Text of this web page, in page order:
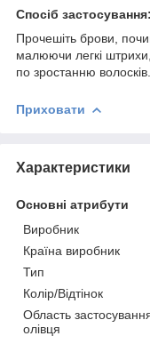
Спосіб застосування:
Прочешіть брови,
малюючи легкі
по зростанню волосків.
Приховати
Характеристики
Основні атрибути
Виробник
Країна виробник
Тип
Колір/Відтінок
Область
олівця